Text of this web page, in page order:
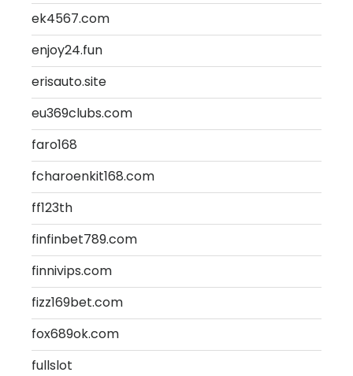
ek4567.com
enjoy24.fun
erisauto.site
eu369clubs.com
faro168
fcharoenkit168.com
ff123th
finfinbet789.com
finnivips.com
fizz169bet.com
fox689ok.com
fullslot